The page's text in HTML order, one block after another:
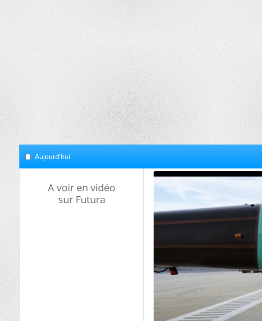
Aujourd'hui
A voir en vidéo
sur Futura